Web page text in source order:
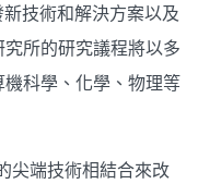
技術和解決方案以及
所的研究議程將以多
科學、化學、物理等
尖端技術相結合來改